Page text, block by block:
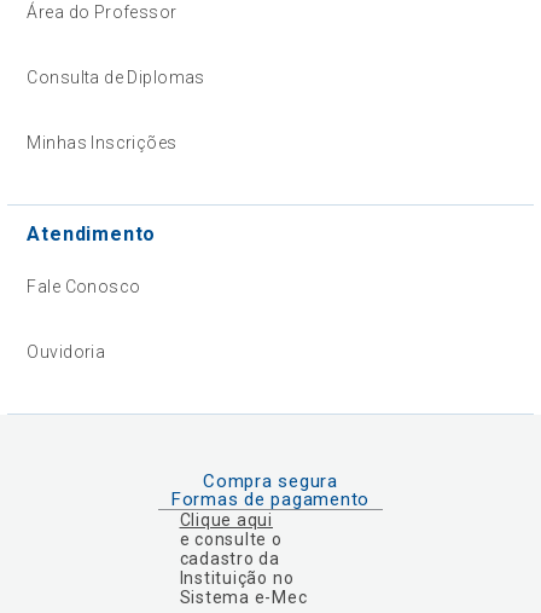
Área do Professor
Consulta de Diplomas
Minhas Inscrições
Atendimento
Fale Conosco
Ouvidoria
Compra segura
Formas de pagamento
Clique aqui
e consulte o
cadastro da
Instituição no
Sistema e-Mec